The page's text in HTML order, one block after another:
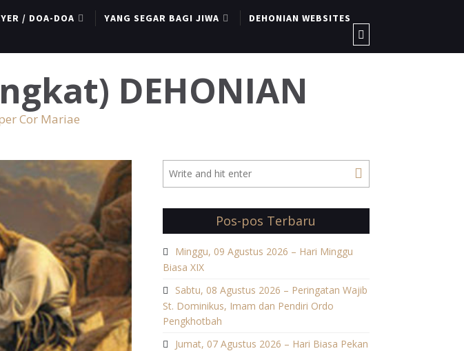
/ DOA-DOA YANG SEGAR BAGI JIWA DEHONIAN WEBSITES
DEHONIAN
Cor Mariae
Pos-pos Terbaru
Minggu, 09 Agustus 2026 – Hari Minggu
Biasa XIX
Sabtu, 08 Agustus 2026 – Peringatan Wajib
St. Dominikus, Imam dan Pendiri Ordo
Pengkhotbah
Jumat, 07 Agustus 2026 – Hari Biasa Pekan